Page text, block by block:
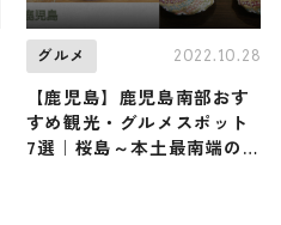
グルメ 2022.10.28
【鹿児島】鹿児島南部おす
すめ観光・グルメスポット
7選｜桜島～本土最南端の